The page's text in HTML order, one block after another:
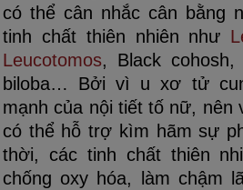
có thể cân nhắc cân bằng
tinh chất thiên nhiên như
Leucotomos, Black
biloba… Bởi vì u xơ tử
mạnh của nội tiết tố nữ, nên
có thể hỗ trợ kìm hãm sự
thời, các tinh chất thiên
chống oxy hóa, làm chậm